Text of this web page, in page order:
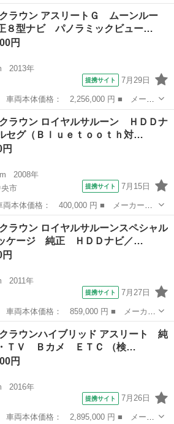
クラウン ■ グレード名： アスリー
リミテッド 特別仕様車 漆黒メッキフ
ン
クラウン アスリートＧ ムーンルー
８型ナビ パノラミックビュー…
円
2013年
提携サイト 7月29日
クラウン ■ グレード名： アスリー
型ナビ パノラミックビュー レーダー
ン
クラウン ロイヤルサルーン ＨＤＤナ
セグ（Ｂｌｕｅｔｏｏｔｈ対…
2008年
市
提携サイト 7月15日
ラウン ■ グレード名： ロイヤルサ
グ（Ｂｌｕｅｔｏｏｔｈ対応）・バック
ン
クラウン ロイヤルサルーンスペシャル
ケージ 純正 ＨＤＤナビ／…
2011年
提携サイト 7月27日
ラウン ■ グレード名： ロイヤルサ
ケージ 純正 ＨＤＤナビ／ヘッドラン
ン
クラウンハイブリッド アスリート 純
ＴＶ Ｂカメ ＥＴＣ （検…
円
2016年
提携サイト 7月26日